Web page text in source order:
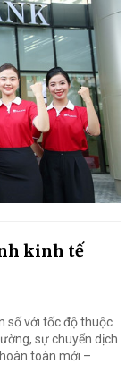
kinh tế
số với tốc độ thuộc
sự chuyển dịch
toàn mới –